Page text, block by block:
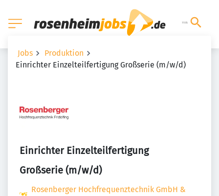
Jobs
Produktion
Einrichter Einzelteilfertigung Großserie (m/w/d)
Einrichter Einzelteilfertigung
Großserie (m/w/d)
Rosenberger Hochfrequenztechnik GmbH &